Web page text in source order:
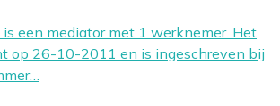
een mediator met 1 werknemer. Het
op 26-10-2011 en is ingeschreven bij